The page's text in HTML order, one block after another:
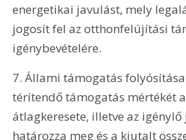
energetikai javulást, mely
jogosít fel az otthonfelújítási
igénybevételére.
7. Állami támogatás
térítendő támogatás mértékét
átlagkeresete, illetve az igénylő
határozza meg és a kiutalt